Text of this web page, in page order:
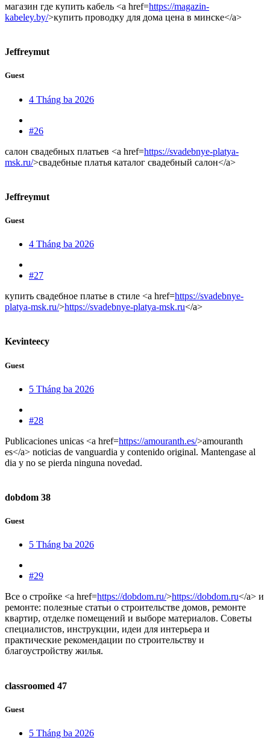
магазин где купить кабель <a href=https://magazin-
kabeley.by/>купить проводку для дома цена в минске</a>
Jeffreymut
Guest
4 Tháng ba 2026
#26
салон свадебных платьев <a href=https://svadebnye-platya-
msk.ru/>свадебные платья каталог свадебный салон</a>
Jeffreymut
Guest
4 Tháng ba 2026
#27
купить свадебное платье в стиле <a href=https://svadebnye-
platya-msk.ru/>https://svadebnye-platya-msk.ru</a>
Kevinteecy
Guest
5 Tháng ba 2026
#28
Publicaciones unicas <a href=https://amouranth.es/>amouranth
es</a> noticias de vanguardia y contenido original. Mantengase al
dia y no se pierda ninguna novedad.
dobdom 38
Guest
5 Tháng ba 2026
#29
Все о стройке <a href=https://dobdom.ru/>https://dobdom.ru</a> и
ремонте: полезные статьи о строительстве домов, ремонте
квартир, отделке помещений и выборе материалов. Советы
специалистов, инструкции, идеи для интерьера и
практические рекомендации по строительству и
благоустройству жилья.
classroomed 47
Guest
5 Tháng ba 2026